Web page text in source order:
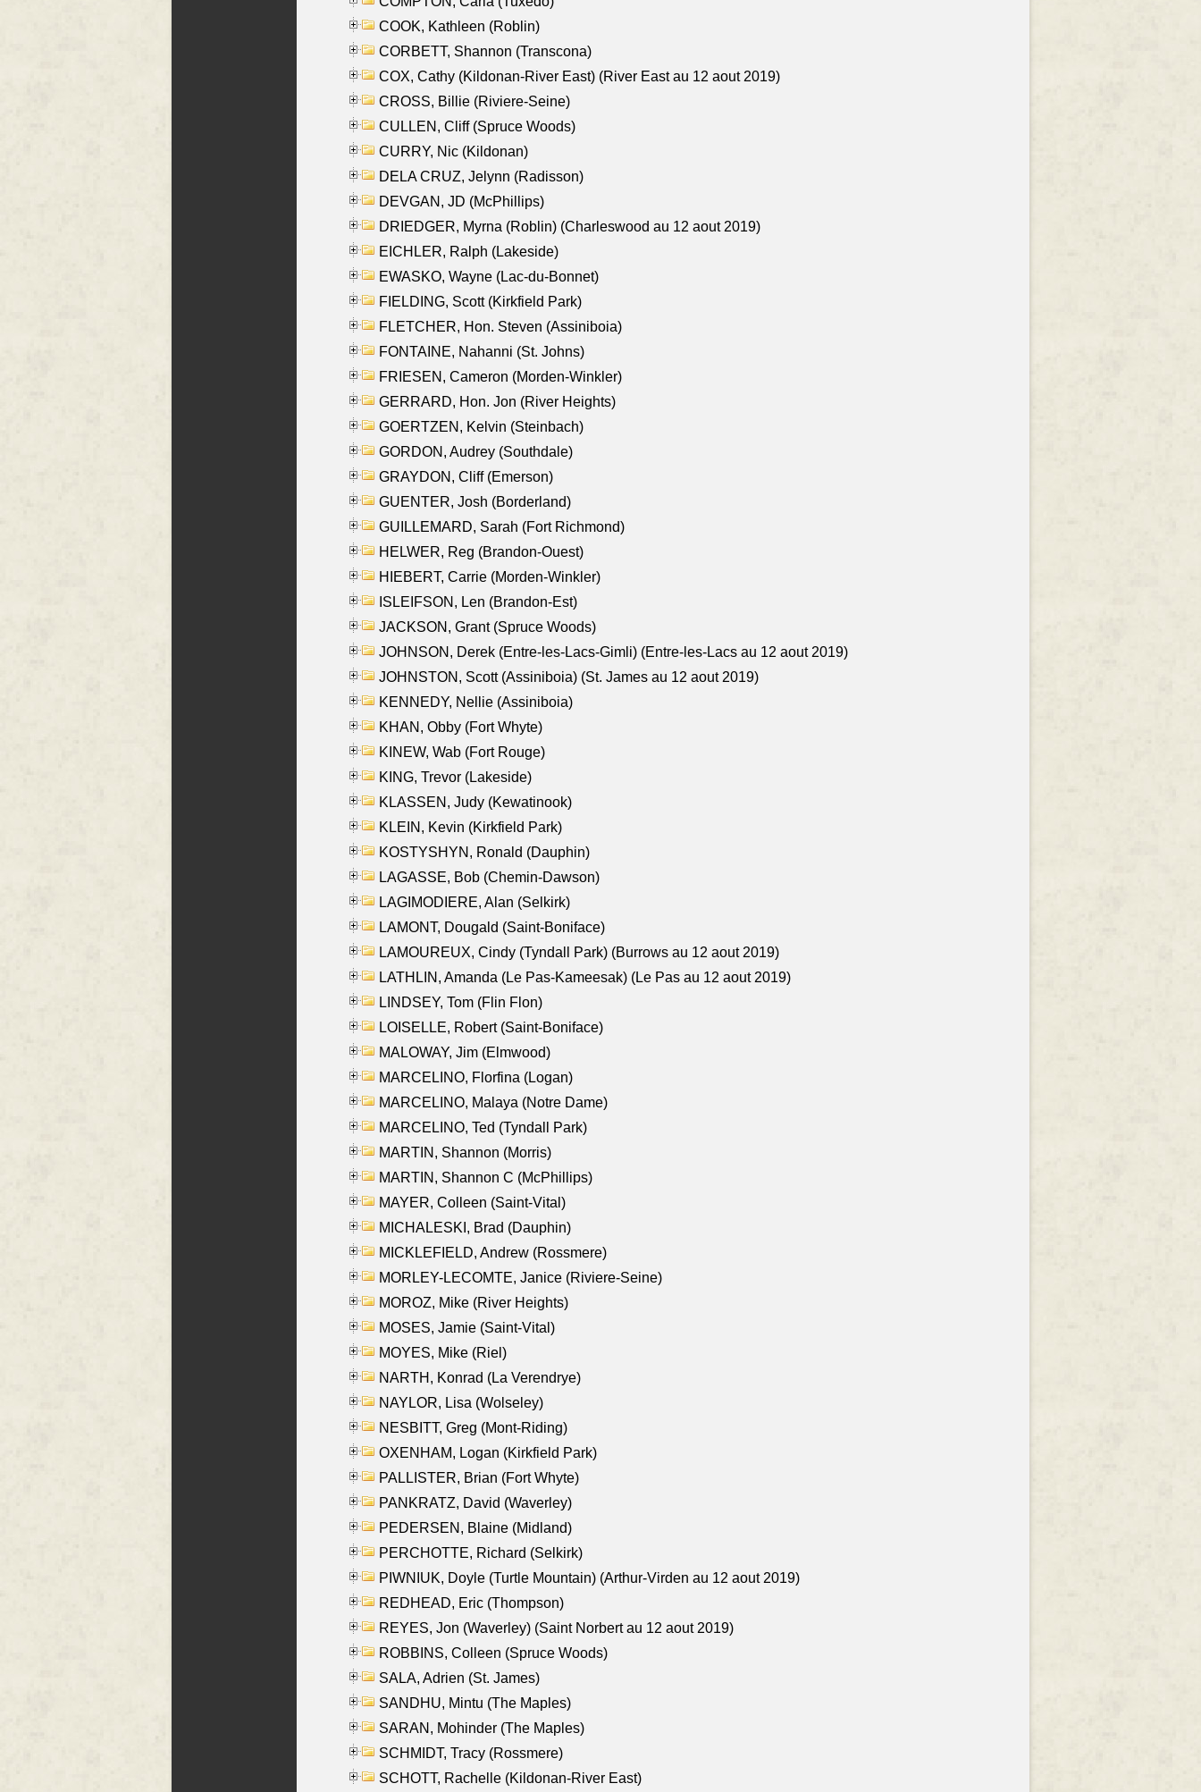
COOK, Kathleen (Roblin)
CORBETT, Shannon (Transcona)
COX, Cathy (Kildonan-River East) (River East au 12 aout 2019)
CROSS, Billie (Riviere-Seine)
CULLEN, Cliff (Spruce Woods)
CURRY, Nic (Kildonan)
DELA CRUZ, Jelynn (Radisson)
DEVGAN, JD (McPhillips)
DRIEDGER, Myrna (Roblin) (Charleswood au 12 aout 2019)
EICHLER, Ralph (Lakeside)
EWASKO, Wayne (Lac-du-Bonnet)
FIELDING, Scott (Kirkfield Park)
FLETCHER, Hon. Steven (Assiniboia)
FONTAINE, Nahanni (St. Johns)
FRIESEN, Cameron (Morden-Winkler)
GERRARD, Hon. Jon (River Heights)
GOERTZEN, Kelvin (Steinbach)
GORDON, Audrey (Southdale)
GRAYDON, Cliff (Emerson)
GUENTER, Josh (Borderland)
GUILLEMARD, Sarah (Fort Richmond)
HELWER, Reg (Brandon-Ouest)
HIEBERT, Carrie (Morden-Winkler)
ISLEIFSON, Len (Brandon-Est)
JACKSON, Grant (Spruce Woods)
JOHNSON, Derek (Entre-les-Lacs-Gimli) (Entre-les-Lacs au 12 aout 2019)
JOHNSTON, Scott (Assiniboia) (St. James au 12 aout 2019)
KENNEDY, Nellie (Assiniboia)
KHAN, Obby (Fort Whyte)
KINEW, Wab (Fort Rouge)
KING, Trevor (Lakeside)
KLASSEN, Judy (Kewatinook)
KLEIN, Kevin (Kirkfield Park)
KOSTYSHYN, Ronald (Dauphin)
LAGASSE, Bob (Chemin-Dawson)
LAGIMODIERE, Alan (Selkirk)
LAMONT, Dougald (Saint-Boniface)
LAMOUREUX, Cindy (Tyndall Park) (Burrows au 12 aout 2019)
LATHLIN, Amanda (Le Pas-Kameesak) (Le Pas au 12 aout 2019)
LINDSEY, Tom (Flin Flon)
LOISELLE, Robert (Saint-Boniface)
MALOWAY, Jim (Elmwood)
MARCELINO, Florfina (Logan)
MARCELINO, Malaya (Notre Dame)
MARCELINO, Ted (Tyndall Park)
MARTIN, Shannon (Morris)
MARTIN, Shannon C (McPhillips)
MAYER, Colleen (Saint-Vital)
MICHALESKI, Brad (Dauphin)
MICKLEFIELD, Andrew (Rossmere)
MORLEY-LECOMTE, Janice (Riviere-Seine)
MOROZ, Mike (River Heights)
MOSES, Jamie (Saint-Vital)
MOYES, Mike (Riel)
NARTH, Konrad (La Verendrye)
NAYLOR, Lisa (Wolseley)
NESBITT, Greg (Mont-Riding)
OXENHAM, Logan (Kirkfield Park)
PALLISTER, Brian (Fort Whyte)
PANKRATZ, David (Waverley)
PEDERSEN, Blaine (Midland)
PERCHOTTE, Richard (Selkirk)
PIWNIUK, Doyle (Turtle Mountain) (Arthur-Virden au 12 aout 2019)
REDHEAD, Eric (Thompson)
REYES, Jon (Waverley) (Saint Norbert au 12 aout 2019)
ROBBINS, Colleen (Spruce Woods)
SALA, Adrien (St. James)
SANDHU, Mintu (The Maples)
SARAN, Mohinder (The Maples)
SCHMIDT, Tracy (Rossmere)
SCHOTT, Rachelle (Kildonan-River East)